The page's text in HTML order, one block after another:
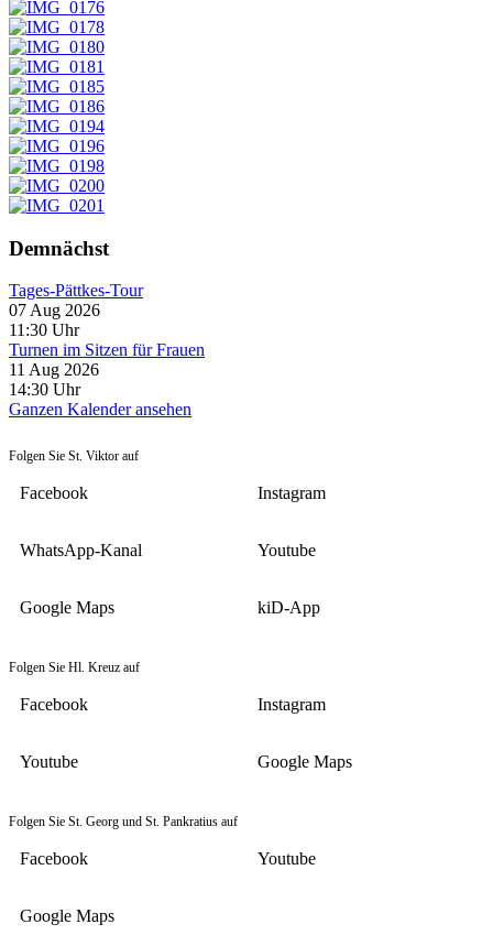
Demnächst
Tages-Pättkes-Tour
07 Aug 2026
11:30 Uhr
Turnen im Sitzen für Frauen
11 Aug 2026
14:30 Uhr
Ganzen Kalender ansehen
Folgen Sie St. Viktor auf
Facebook Instagram
WhatsApp-Kanal Youtube
Google Maps kiD-App
Folgen Sie Hl. Kreuz auf
Facebook Instagram
Youtube Google Maps
Folgen Sie St. Georg und St. Pankratius auf
Facebook Youtube
Google Maps